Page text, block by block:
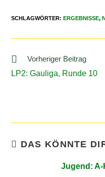
SCHLAGWÖRTER:ERGEBNISSE,
Vorheriger Beitrag
LP2: Gauliga, Runde 10
DAS KÖNNTE
Jugend: A-